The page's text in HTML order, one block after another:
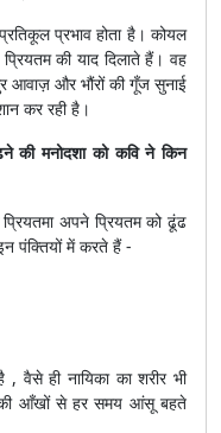
प्रभाव होता है। कोयल
की याद दिलाते हैं। वह
आवाज़ और भौंरों की गूँज सुनाई
कर रही है।
की मनोदशा को कवि ने किन
प्रियतमा अपने प्रियतम को ढूंढ
पंक्तियों में करते हैं -
, वैसे ही नायिका का शरीर भी
आँखों से हर समय आंसू बहते